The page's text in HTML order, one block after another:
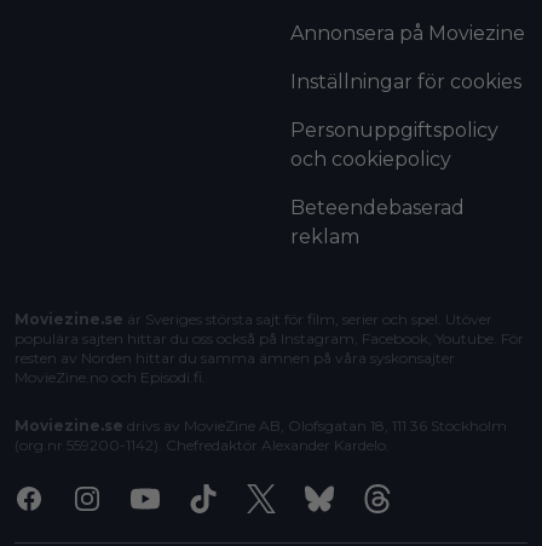
Annonsera på Moviezine
Inställningar för cookies
Personuppgiftspolicy
och cookiepolicy
Beteendebaserad
reklam
Moviezine.se är Sveriges största sajt för film, serier och spel. Utöver
populära sajten hittar du oss också på Instagram, Facebook, Youtube. För
resten av Norden hittar du samma ämnen på våra syskonsajter
MovieZine.no och Episodi.fi
Moviezine.se drivs av MovieZine AB, Olofsgatan 18, 111 36 Stockholm
(org.nr 559200-1142). Chefredaktör Alexander Kardelo
FacebookInstagramYoutubeTiktok X BlueskyThreads